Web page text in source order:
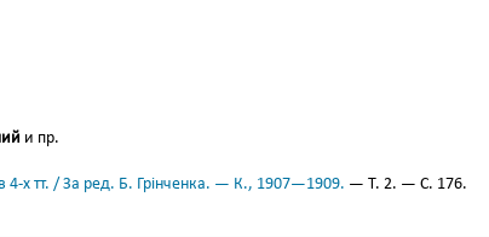
и пр.
4-х тт. / За ред. Б. Грінченка. — К., 1907—1909. — Т. 2. — С. 176.